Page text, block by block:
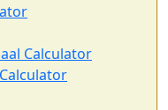
Calculator